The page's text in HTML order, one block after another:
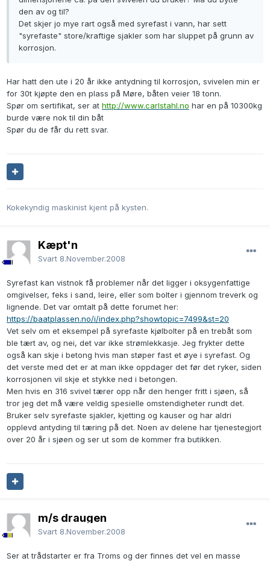
den av og til?
Det skjer jo mye rart også med syrefast i vann, har sett
"syrefaste" store/kraftige sjakler som har sluppet på grunn av
korrosjon.
Har hatt den ute i 20 år ikke antydning til korrosjon, svivelen min er
for 30t kjøpte den en plass på Møre, båten veier 18 tonn.
Spør om sertifikat, ser at http://www.carlstahl.no har en på 10300kg
burde være nok til din båt
Spør du de får du rett svar.
Kokekyndig maskinist kjent på kysten.
Kæpt'n
Svart 8.November.2008
Syrefast kan vistnok få problemer når det ligger i oksygenfattige
omgivelser, feks i sand, leire, eller som bolter i gjennom treverk og
lignende. Det var omtalt på dette forumet her:
https://baatplassen.no/i/index.php?showtopic=7499&st=20
Vet selv om et eksempel på syrefaste kjølbolter på en trebåt som
ble tært av, og nei, det var ikke strømlekkasje. Jeg frykter dette
også kan skje i betong hvis man støper fast et øye i syrefast. Og
det verste med det er at man ikke oppdager det før det ryker, siden
korrosjonen vil skje et stykke ned i betongen.
Men hvis en 316 svivel tærer opp når den henger fritt i sjøen, så
tror jeg det må være veldig spesielle omstendigheter rundt det.
Bruker selv syrefaste sjakler, kjetting og kauser og har aldri
opplevd antyding til tæring på det. Noen av delene har tjenestegjort
over 20 år i sjøen og ser ut som de kommer fra butikken.
m/s draugen
Svart 8.November.2008
Ser at trådstarter er fra Troms og der finnes det vel en masse